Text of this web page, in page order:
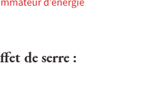
de serre :